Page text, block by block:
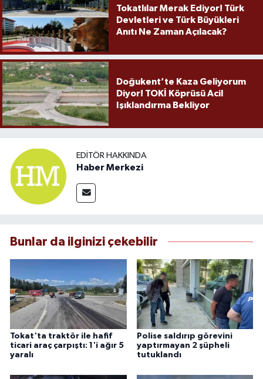
Tokatlılar Merak Ediyor! Türk
Devletleri ve Türk Büyükleri
Anıtı Ne Zaman Açılacak?
Doğukent’te Kaza Geliyorum
Diyor! TOKİ Köprüsü Acil
Işıklandırma Bekliyor
EDITÖR HAKKINDA
Haber Merkezi
Bunlar da ilginizi çekebilir
Tokat'ta traktör ile hafif
ticari araç çarpıştı: 1'i ağır 5
yaralı
Polise saldırıp görevini
yaptırmayan 2 şüpheli
tutuklandı